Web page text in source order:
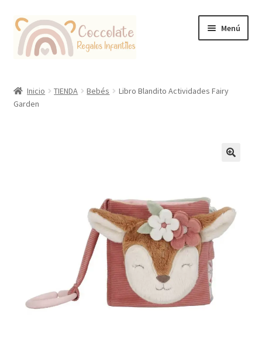
Ir
la
Ir
contenido
Menú
Coccolate Puericultura y Juguetería Educativa
Inicio TIENDA Bebés
Libro Blandito Actividades Fairy
Garden